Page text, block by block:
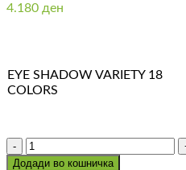
4.180 ден
EYE SHADOW VARIETY 18
COLORS
Количина
Додади во кошничка